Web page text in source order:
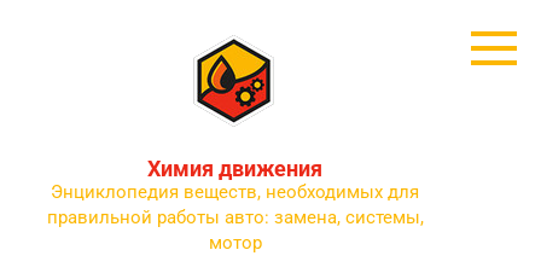
Химия движения
Энциклопедия веществ, необходимых для
правильной работы авто: замена, системы,
мотор